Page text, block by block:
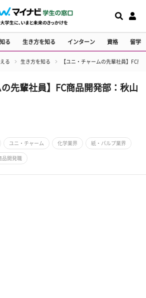
る 生き方を知る インターン 資格 留学
る 生き方を知る 【ユニ・チャームの先輩社員】FC商
の先輩社員】FC商品開発部：秋山
ユニ・チャーム 化学業界 紙・パルプ業界
品開発職